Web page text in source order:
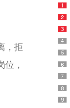
，拒
，